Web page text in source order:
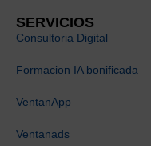
SERVICIOS
Consultoria Digital
Formacion IA bonificada
VentanApp
Ventanads